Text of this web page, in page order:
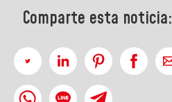
Comparte esta noticia: